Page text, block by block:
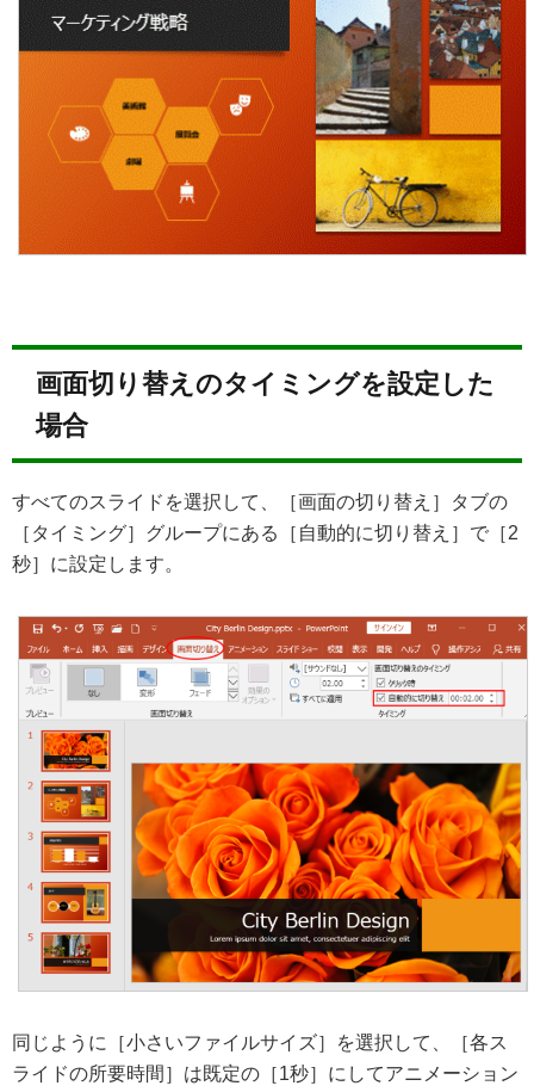
画面切り替えのタイミングを設定した
場合
すべてのスライドを選択して、［画面の切り替え］タブの
［タイミング］グループにある［自動的に切り替え］で［2
秒］に設定します。
同じように［小さいファイルサイズ］を選択して、［各ス
ライドの所要時間］は既定の［1秒］にしてアニメーション